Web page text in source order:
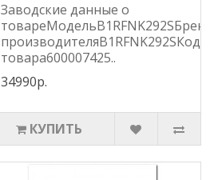
Заводские данные о
производителяB1RFNK292SКод
товара600007425..
34990р.
КУПИТЬ